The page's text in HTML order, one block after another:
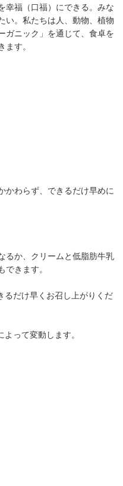
幸福（口福）にできる。みな
い。私たちは人、動物、植物
ガニック」を通じて、食卓を
ます。
かわらず、できるだけ早めに
るか、クリームと低脂肪牛乳
できます。
だけ早くお召し上がりくだ
って変動します。